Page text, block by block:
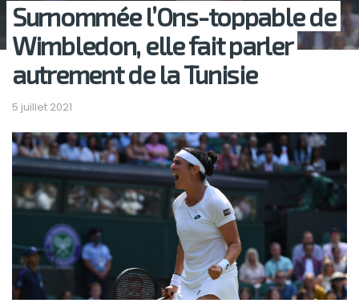
Surnommée l’Ons-toppable de
Wimbledon, elle fait parler
autrement de la Tunisie
5 juillet 2021